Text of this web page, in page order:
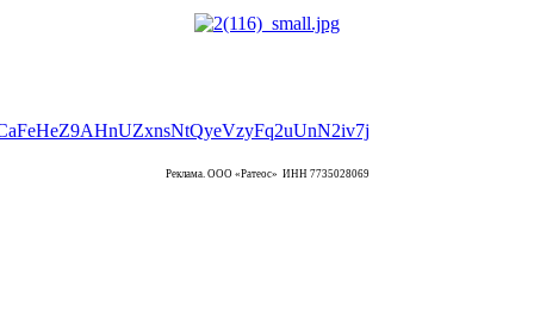
Реклама. ООО «Ратеос» ИНН 7735028069